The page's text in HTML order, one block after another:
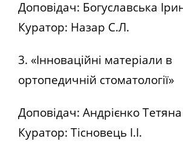
Доповідач: Богуславська
Куратор: Назар С.Л.
3. «Інноваційні матеріали в
ортопедичній стоматології»
Доповідач: Андрієнко Тетяна
Куратор: Тісновець І.І.